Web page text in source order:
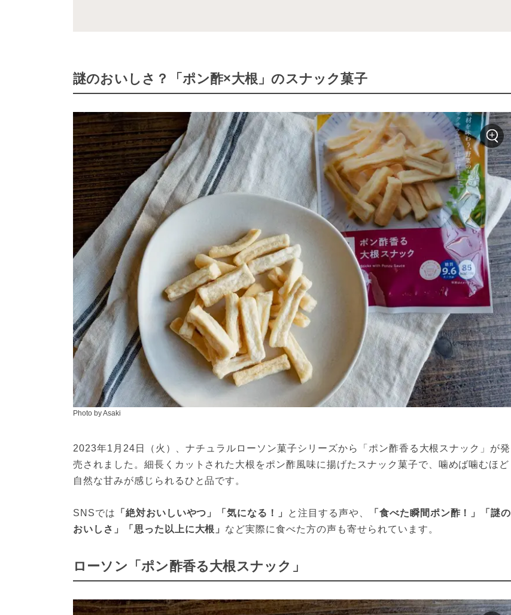
謎のおいしさ？「ポン酢×大根」のスナック菓子
Photo by Asaki
2023年1月24日（火）、ナチュラルローソン菓子シリーズから「ポン酢香る大根スナック」が発
売されました。細長くカットされた大根をポン酢風味に揚げたスナック菓子で、噛めば噛むほど
自然な甘みが感じられるひと品です。
SNSでは 「絶対おいしいやつ」「気になる！」 と注目する声や、
「食べた瞬間ポン酢！」「謎の
おいしさ」「思った以上に大根」 など実際に食べた方の声も寄せられています。
ローソン「ポン酢香る大根スナック」